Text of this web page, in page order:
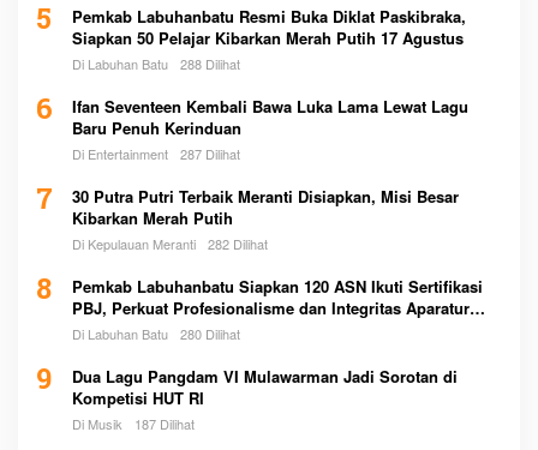
5
Pemkab Labuhanbatu Resmi Buka Diklat Paskibraka,
Siapkan 50 Pelajar Kibarkan Merah Putih 17 Agustus
Di Labuhan Batu 288 Dilihat
6
Ifan Seventeen Kembali Bawa Luka Lama Lewat Lagu
Baru Penuh Kerinduan
Di Entertainment 287 Dilihat
7
30 Putra Putri Terbaik Meranti Disiapkan, Misi Besar
Kibarkan Merah Putih
Di Kepulauan Meranti 282 Dilihat
8
Pemkab Labuhanbatu Siapkan 120 ASN Ikuti Sertifikasi
PBJ, Perkuat Profesionalisme dan Integritas Aparatur
Pemerintah
Di Labuhan Batu 280 Dilihat
9
Dua Lagu Pangdam VI Mulawarman Jadi Sorotan di
Kompetisi HUT RI
Di Musik 187 Dilihat